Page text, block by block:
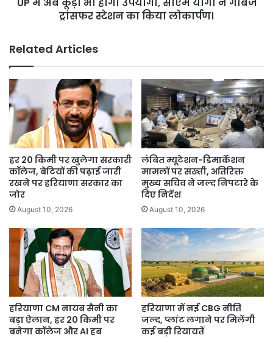
का
किया
लोकार्पण।
UP में अब कूड़ा भी होगा उपयोगी, सीएम योगी ने गार्बेज
ट्रांसफर स्टेशन का किया लोकार्पण।
Related Articles
हर 20 किमी पर खुलेगा सरकारी
कॉलेज, बेटियों की पढ़ाई जारी
रखने पर हरियाणा सरकार का
जोर
August 10, 2026
लंबित म्यूटेशन-डिमार्केशन
मामलों पर सख्ती, अतिरिक्त
मुख्य सचिव ने जल्द निपटारे के
दिए निर्देश
August 10, 2026
हरियाणा CM नायब सैनी का
बड़ा ऐलान, हर 20 किमी पर
बनेगा कॉलेज और AI हब
हरियाणा में नई CBG नीति
जल्द, प्लांट लगाने पर मिलेंगी
कई बड़ी रियायतें